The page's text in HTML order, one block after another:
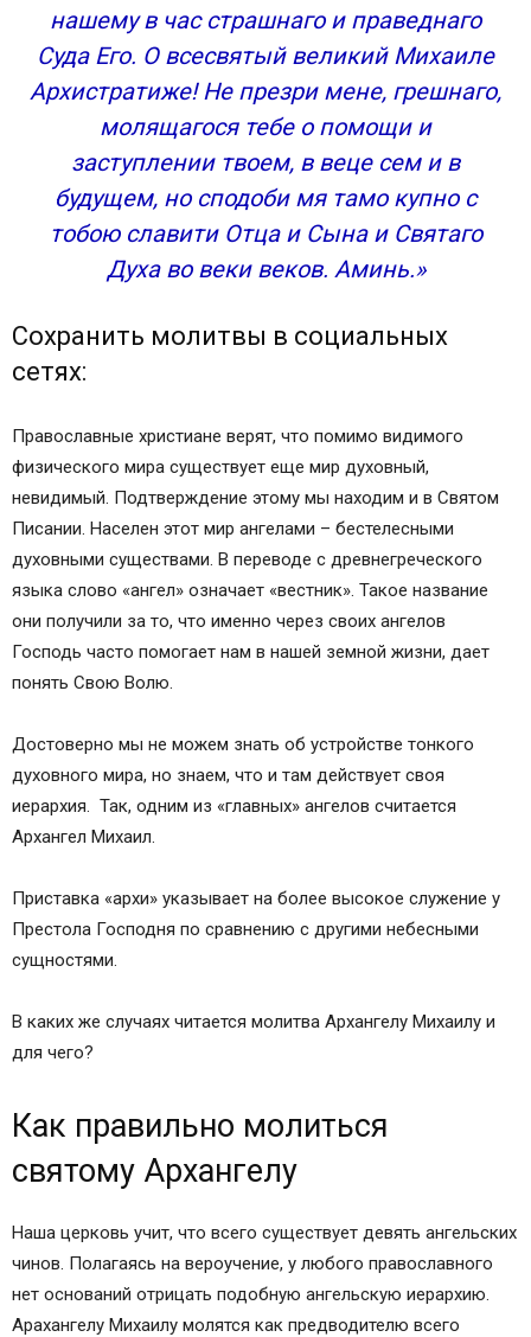
нашему в час страшнаго и праведнаго
Суда Его. О всесвятый великий Михаиле
Архистратиже! Не презри мене, грешнаго,
молящагося тебе о помощи и
заступлении твоем, в веце сем и в
будущем, но сподоби мя тамо купно с
тобою славити Отца и Сына и Святаго
Духа во веки веков. Аминь.»
Сохранить молитвы в социальных
сетях:
Православные христиане верят, что помимо видимого
физического мира существует еще мир духовный,
невидимый. Подтверждение этому мы находим и в Святом
Писании. Населен этот мир ангелами – бестелесными
духовными существами. В переводе с древнегреческого
языка слово «ангел» означает «вестник». Такое название
они получили за то, что именно через своих ангелов
Господь часто помогает нам в нашей земной жизни, дает
понять Свою Волю.
Достоверно мы не можем знать об устройстве тонкого
духовного мира, но знаем, что и там действует своя
иерархия. Так, одним из «главных» ангелов считается
Архангел Михаил.
Приставка «архи» указывает на более высокое служение у
Престола Господня по сравнению с другими небесными
сущностями.
В каких же случаях читается молитва Архангелу Михаилу и
для чего?
Как правильно молиться
святому Архангелу
Наша церковь учит, что всего существует девять ангельских
чинов. Полагаясь на вероучение, у любого православного
нет оснований отрицать подобную ангельскую иерархию.
Арахангелу Михаилу молятся как предводителю всего